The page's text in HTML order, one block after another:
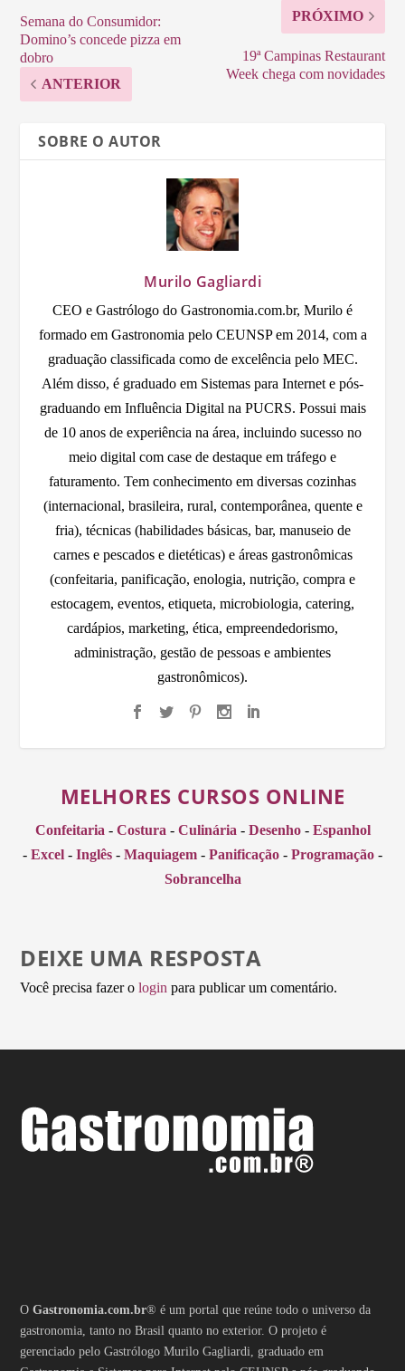
Semana do Consumidor:
Domino’s concede pizza em
dobro
ANTERIOR
PRÓXIMO
19ª Campinas Restaurant
Week chega com novidades
SOBRE O AUTOR
Murilo Gagliardi
CEO e Gastrólogo do Gastronomia.com.br, Murilo é
formado em Gastronomia pelo CEUNSP em 2014, com a
graduação classificada como de excelência pelo MEC.
Além disso, é graduado em Sistemas para Internet e pós-
graduando em Influência Digital na PUCRS. Possui mais
de 10 anos de experiência na área, incluindo sucesso no
meio digital com case de destaque em tráfego e
faturamento. Tem conhecimento em diversas cozinhas
(internacional, brasileira, rural, contemporânea, quente e
fria), técnicas (habilidades básicas, bar, manuseio de
carnes e pescados e dietéticas) e áreas gastronômicas
(confeitaria, panificação, enologia, nutrição, compra e
estocagem, eventos, etiqueta, microbiologia, catering,
cardápios, marketing, ética, empreendedorismo,
administração, gestão de pessoas e ambientes
gastronômicos).
MELHORES CURSOS ONLINE
Confeitaria - Costura - Culinária - Desenho- Espanhol
- Excel - Inglês - Maquiagem - Panificação - Programação -
Sobrancelha
DEIXE UMA RESPOSTA
Você precisa fazer ologin para publicar um comentário.
OGastronomia.com.br® é um portal que reúne todo o universo da
gastronomia, tanto no Brasil quanto no exterior. O projeto é
gerenciado pelo Gastrólogo Murilo Gagliardi, graduado em